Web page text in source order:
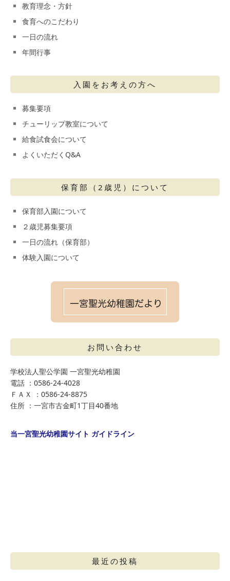
教育理念・方針
食育へのこだわり
一日の流れ
年間行事
入園をお考えの方へ
募集要項
チューリップ教室について
給食試食会について
よくいただくQ&A
保育部（2歳児）について
保育部入園について
２歳児募集要項
一日の流れ（保育部）
体験入園について
お問い合わせ
学校法人聖公学園 一宮聖光幼稚園
電話 ：0586-24-4028
ＦＡＸ ：0586-24-8875
住所 ：一宮市古金町1丁目40番地
当一宮聖光幼稚園サイト ガイドライン
最近の投稿